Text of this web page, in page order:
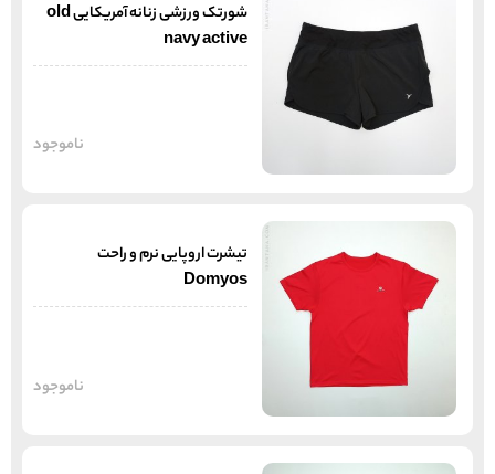
شورتک ورزشی زنانه آمریکایی old
navy active
ناموجود
تیشرت اروپایی نرم و راحت
Domyos
ناموجود